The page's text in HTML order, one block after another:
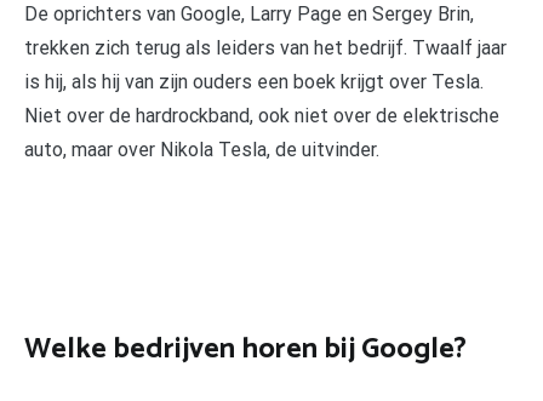
De oprichters van Google, Larry Page en Sergey Brin,
trekken zich terug als leiders van het bedrijf. Twaalf jaar
is hij, als hij van zijn ouders een boek krijgt over Tesla.
Niet over de hardrockband, ook niet over de elektrische
auto, maar over Nikola Tesla, de uitvinder.
Welke bedrijven horen bij Google?